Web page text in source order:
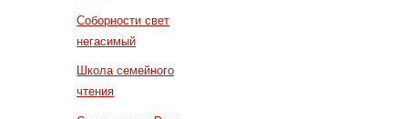
Соборности свет
негасимый
Школа семейного
чтения